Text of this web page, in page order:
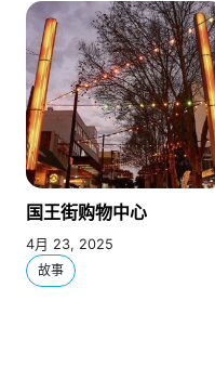
国王街购物中心
4月 23, 2025
故事